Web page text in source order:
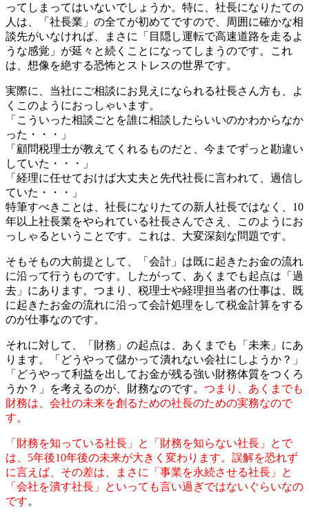
ってしまってはいないでしょうか。特に、社長になりたての
人は、「社長業」の全てが初めてですので、周囲に確かな相
談先がいなければ、まさに「目隠し運転で高速道路を走るよ
うな感覚」が延々と続くことになってしまうのです。これ
は、想像を絶する恐怖とストレスの世界です。
実際に、当社にご相談にお見えになられる社長さん方も、よ
くこのようにおっしゃいます。
「こういった相談ごとを誰に相談したらいいのかわからなか
った・・・」
「顧問税理士が教えてくれるものだと、今までずっと勘違い
していた・・・」
「経理に任せておけば大丈夫と先代社長に言われて、過信し
ていた・・・」
特筆すべきことは、社長になりたての新人社長ではなく、10
年以上社長業をやられている社長さんでさえ、このようにお
っしゃるということです。これは、大変深刻な問題です。
そもそもの大前提として、「会計」は既に起きたお金の流れ
に沿って行うものです。したがって、あくまでも起点は「過
去」にあります。つまり、税理士や経理担当者の仕事は、既
に起きたお金の流れに沿って会計処理をして税金計算をする
のが仕事なのです。
それに対して、「財務」の起点は、あくまでも「未来」にあ
ります。「どうやって儲かって潰れない会社にしようか？」
「どうやって利益を出してお金が残る強い財務体質をつくろ
うか？」を考えるのが、財務なのです。 つまり、あくまでも
財務は、会社の未来を創るための社長のための実務なので
す。
「財務を知っている社長」と「財務を知らない社長」とで
は、5年後10年後の未来が大きく変わります。誤解を恐れず
に言えば、その差は、まさに「事業を永続させる社長」と
「会社を潰す社長」といっても言い過ぎではないぐらいなの
です。